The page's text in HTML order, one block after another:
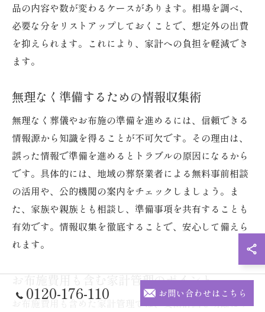
品の内容や数が変わるケースがあります。相場を調べ、
必要な分をリストアップしておくことで、想定外の出費
を抑えられます。これにより、家計への負担を軽減でき
ます。
無理なく準備するための情報収集術
無理なく葬儀やお布施の準備を進めるには、信頼できる
情報源から知識を得ることが不可欠です。その理由は、
誤った情報で準備を進めるとトラブルの原因になるから
です。具体的には、地域の葬祭業者による無料事前相談
の活用や、公的機関の案内をチェックしましょう。ま
た、家族や親族とも相談し、準備事項を共有することも
有効です。情報収集を徹底することで、安心して備えら
れます。
お布施費用も含む家計管理のポイント
お布施費用も含めた家計管理では、支出計画を明確にす
0120-176-110 お問い合わせはこちら